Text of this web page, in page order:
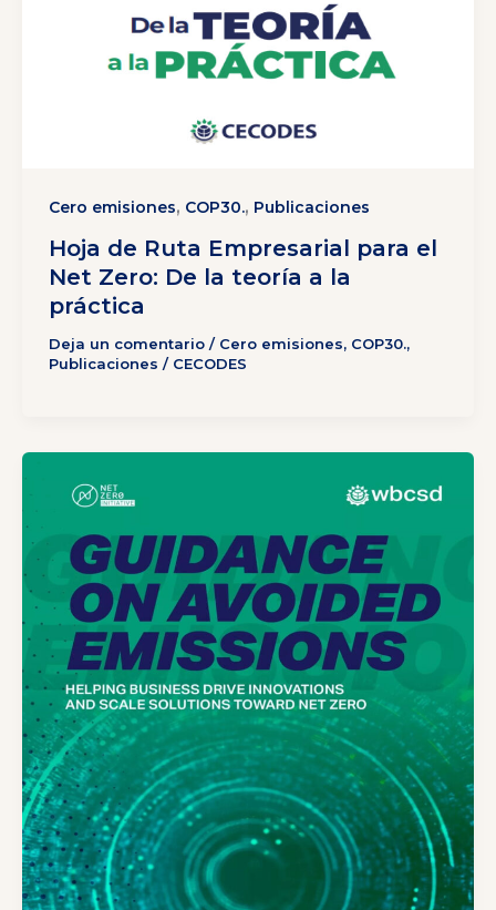
Cero emisiones, COP30., Publicaciones
Hoja de Ruta Empresarial para el
Net Zero: De la teoría a la
práctica
Deja un comentario / Cero emisiones, COP30.,
Publicaciones / CECODES